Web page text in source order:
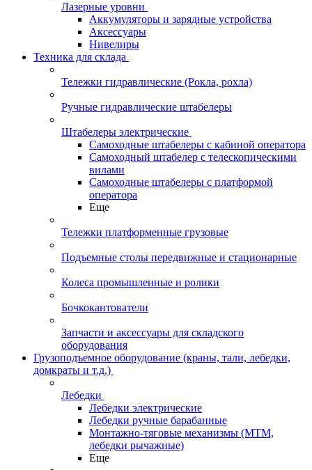
Лазерные уровни
Аккумуляторы и зарядные устройства
Аксессуары
Нивелиры
Техника для склада
Тележки гидравлические (Рокла, рохла)
Ручные гидравлические штабелеры
Штабелеры электрические
Самоходные штабелеры с кабиной оператора
Самоходный штабелер с телескопическими
вилами
Самоходные штабелеры с платформой
оператора
Еще
Тележки платформенные грузовые
Подъемные столы передвижные и стационарные
Колеса промышленные и ролики
Бочкокантователи
Запчасти и аксессуары для складского
оборудования
Грузоподъемное оборудование (краны, тали, лебедки,
домкраты и т.д.)
Лебедки
Лебедки электрические
Лебедки ручные барабанные
Монтажно-тяговые механизмы (МТМ,
лебедки рычажные)
Еще